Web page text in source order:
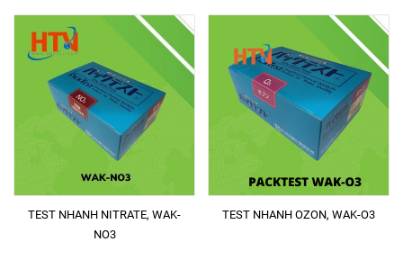
TEST NHANH NITRATE, WAK-
NO3
TEST NHANH OZON, WAK-O3